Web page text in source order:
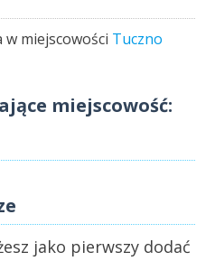
w miejscowości Tuczno
miejscowość:
jako pierwszy dodać